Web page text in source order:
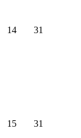
14 31
15 31